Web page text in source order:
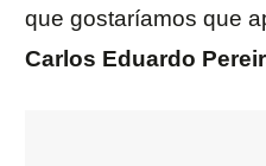
que gostaríamos que
Carlos Eduardo